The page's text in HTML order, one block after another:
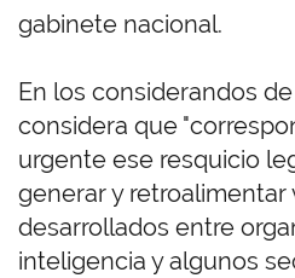
gabinete nacional.
En los considerandos
considera que
urgente ese resquicio
generar y
desarrollados entre
inteligencia y algunos